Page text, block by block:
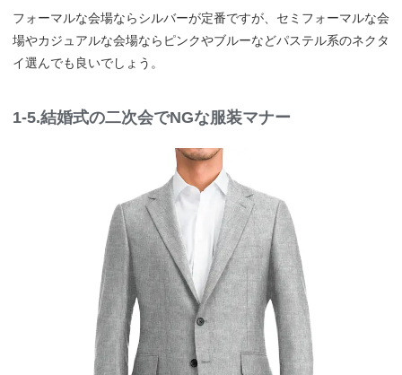
フォーマルな会場ならシルバーが定番ですが、セミフォーマルな会
場やカジュアルな会場ならピンクやブルーなどパステル系のネクタ
イ選んでも良いでしょう。
1-5.結婚式の二次会でNGな服装マナー